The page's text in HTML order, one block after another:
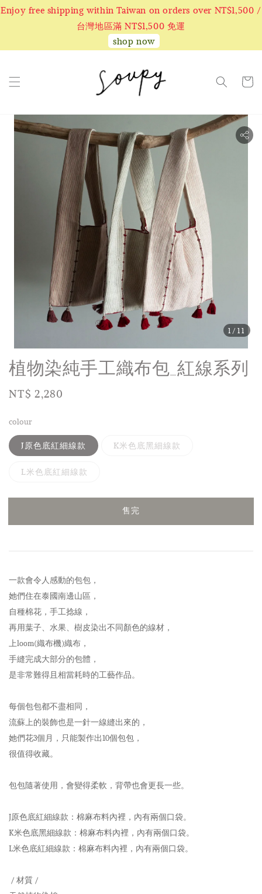
Enjoy free shipping within Taiwan on orders over NT$1,500 /
台灣地區滿 NT$1,500 免運
shop now
1 /11
植物染純手工織布包_紅線系列
Regular
NT$ 2,280
colour
J原色底紅細線款 K米色底黑細線款
L米色底紅細線款
售完
一款會令人感動的包包，
她們住在泰國南邊山區，
自種棉花，手工捻線，
再用葉子、水果、樹皮染出不同顏色的線材，
上loom(織布機)織布，
手縫完成大部分的包體，
是非常難得且相當耗時的工藝作品。
每個包包都不盡相同，
流蘇上的裝飾也是一針一線縫出來的，
她們花3個月，只能製作出10個包包，
很值得收藏。
包包隨著使用，會變得柔軟，背帶也會更長一些。
J原色底紅細線款： 棉麻布料內裡 ， 內有兩個口袋。
K米色底黑細線款： 棉麻布料內裡 ， 內有兩個口袋。
L米色底紅細線款： 棉麻布料內裡 ， 內有兩個口袋。
/ 材質 /